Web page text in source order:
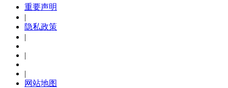
重要声明
|
隐私政策
|
|
|
网站地图